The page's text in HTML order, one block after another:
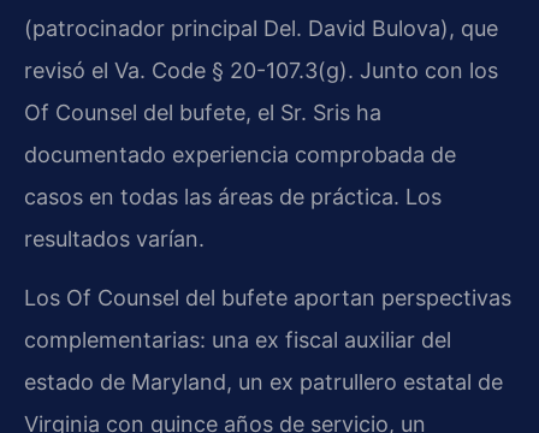
(patrocinador principal Del. David Bulova), que
revisó el Va. Code § 20-107.3(g). Junto con los
Of Counsel del bufete, el Sr. Sris ha
documentado experiencia comprobada de
casos en todas las áreas de práctica. Los
resultados varían.
Los Of Counsel del bufete aportan perspectivas
complementarias: una ex fiscal auxiliar del
estado de Maryland, un ex patrullero estatal de
Virginia con quince años de servicio, un